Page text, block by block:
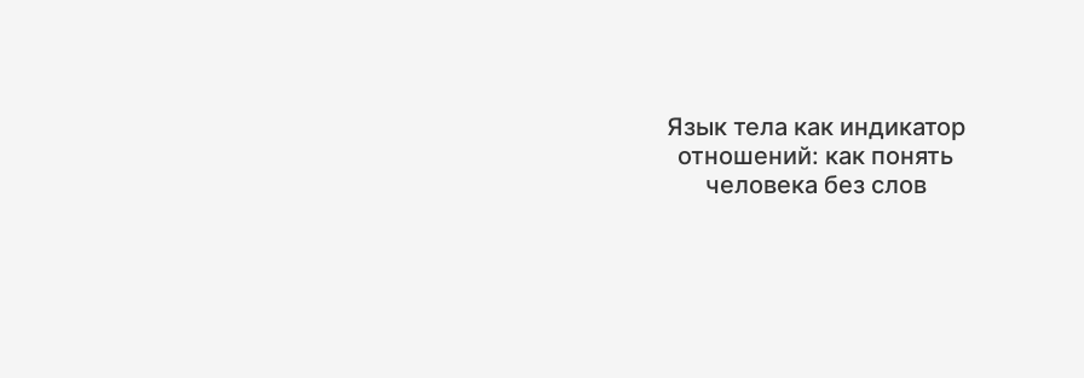
Язык тела как индикатор
отношений: как понять
человека без слов